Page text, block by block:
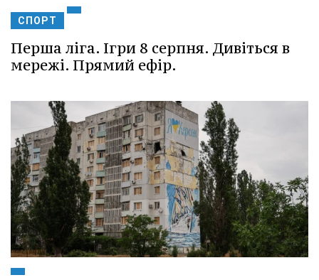
СПОРТ
Перша ліга. Ігри 8 серпня. Дивіться в
мережі. Прямий ефір.